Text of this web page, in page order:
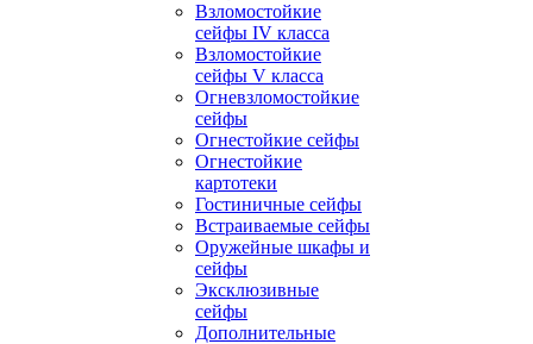
Взломостойкие
сейфы IV класса
Взломостойкие
сейфы V класса
Огневзломостойкие
сейфы
Огнестойкие сейфы
Огнестойкие
картотеки
Гостиничные сейфы
Встраиваемые сейфы
Оружейные шкафы и
сейфы
Эксклюзивные
сейфы
Дополнительные